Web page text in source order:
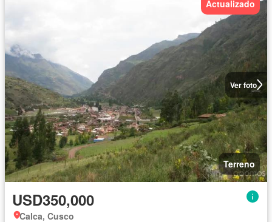
Ver foto
Actualizado
Terreno
USD350,000
Calca, Cusco